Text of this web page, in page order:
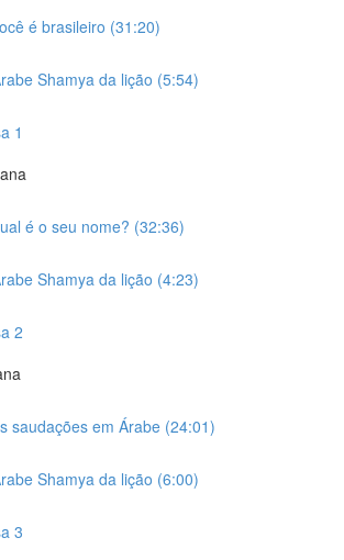
é brasileiro (31:20)
Shamya da lição (5:54)
1
é o seu nome? (32:36)
Shamya da lição (4:23)
2
saudações em Árabe (24:01)
Shamya da lição (6:00)
3